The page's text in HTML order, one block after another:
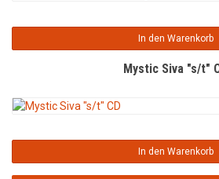
In den Warenkorb
Mystic Siva "s/t"
In den Warenkorb